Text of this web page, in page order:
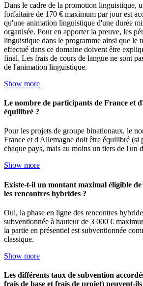
Dans le cadre de la promotion linguistique,
forfaitaire de 170 € maximum par jour est
qu'une animation linguistique d'une durée
organisée. Pour en apporter la preuve, les
linguistique dans le programme ainsi que le
effectué dans ce domaine doivent être
final. Les frais de cours de langue ne sont
de l'animation linguistique.
Show more
Le nombre de participants de France et
équilibré ?
Pour les projets de groupe binationaux, le
France et d'Allemagne doit être équilibré (si
chaque pays, mais au moins un tiers de l'un
Show more
Existe-t-il un montant maximal éligible
les rencontres hybrides ?
Oui, la phase en ligne des rencontres
subventionnée à hauteur de 3 000 €
la partie en présentiel est subventionnée
classique.
Show more
Les différents taux de subvention
frais de base et frais de projet) peuvent-